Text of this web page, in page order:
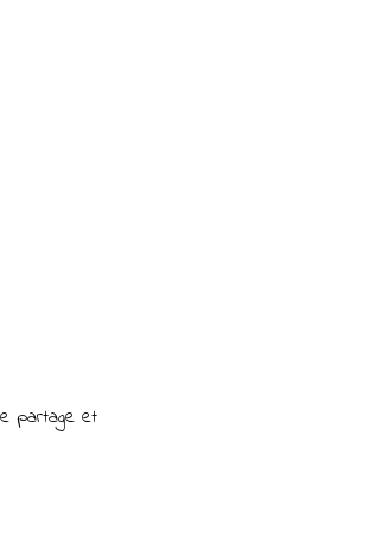
partage et